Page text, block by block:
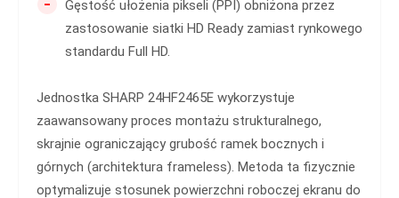
Gęstość ułożenia pikseli (PPI) obniżona przez
zastosowanie siatki HD Ready zamiast rynkowego
standardu Full HD.
Jednostka SHARP 24HF2465E wykorzystuje
zaawansowany proces montażu strukturalnego,
skrajnie ograniczający grubość ramek bocznych i
górnych (architektura frameless). Metoda ta fizycznie
optymalizuje stosunek powierzchni roboczej ekranu do